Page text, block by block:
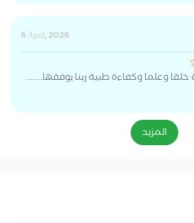
6 April, 2026
وعلما وكفاءة طبية ربنا يوفقها........
المزيد